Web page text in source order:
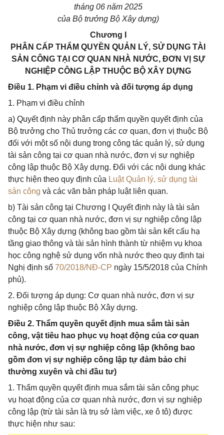
tháng 06 năm 2025
của Bộ trưởng Bộ Xây dựng)
Chương I
PHÂN CẤP THẨM QUYỀN QUẢN LÝ, SỬ DỤNG TÀI
SẢN CÔNG TẠI CƠ QUAN NHÀ NƯỚC, ĐƠN VỊ SỰ
NGHIỆP CÔNG LẬP THUỘC BỘ XÂY DỰNG
Điều 1. Phạm vi điều chỉnh và đối tượng áp dụng
1. Phạm vi điều chỉnh
a) Quyết định này phân cấp thẩm quyền quyết định của
Bộ trưởng cho Thủ trưởng các cơ quan, đơn vị thuộc Bộ
đối với một số nội dung trong công tác quản lý, sử dụng
tài sản công tại cơ quan nhà nước, đơn vị sự nghiệp
công lập thuộc Bộ Xây dựng. Đối với các nội dung khác
thực hiện theo quy định của Luật Quản lý, sử dụng tài
sản công và các văn bản pháp luật liên quan.
b) Tài sản công tại Chương I Quyết định này là tài sản
công tại cơ quan nhà nước, đơn vị sự nghiệp công lập
thuộc Bộ Xây dựng (không bao gồm tài sản kết cấu hạ
tầng giao thông và tài sản hình thành từ nhiệm vụ khoa
học công nghệ sử dụng vốn nhà nước theo quy định tại
Nghị định số 70/2018/NĐ-CP ngày 15/5/2018 của Chính
phủ).
2. Đối tượng áp dụng: Cơ quan nhà nước, đơn vị sự
nghiệp công lập thuộc Bộ Xây dựng.
Điều 2. Thẩm quyền quyết định mua sắm tài sản
công, vật tiêu hao phục vụ hoạt động của cơ quan
nhà nước, đơn vị sự nghiệp công lập (không bao
gồm đơn vị sự nghiệp công lập tự đảm bảo chi
thường xuyên và chi đầu tư)
1. Thẩm quyền quyết định mua sắm tài sản công phục
vụ hoạt động của cơ quan nhà nước, đơn vị sự nghiệp
công lập (trừ tài sản là trụ sở làm việc, xe ô tô) được
thực hiện như sau: